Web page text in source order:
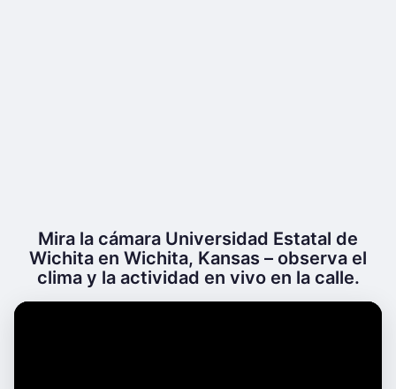
Mira la cámara Universidad Estatal de
Wichita en Wichita, Kansas – observa el
clima y la actividad en vivo en la calle.